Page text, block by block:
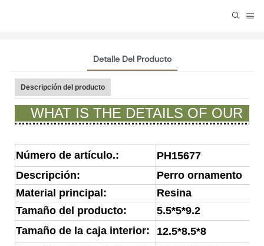
Detalle Del Producto
Descripción del producto
WHAT IS THE DETAILS OF OUR
GIFTS ?
Número de artículo.:
PH15677
Descripción:
Perro ornamento
Material principal:
Resina
Tamaño del producto:
5.5*5*9.2
Tamaño de la caja interior:
12.5*8.5*8